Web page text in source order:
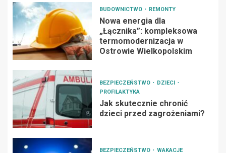
BUDOWNICTWO REMONTY
Nowa energia dla
„Łącznika”: kompleksowa
termomodernizacja w
Ostrowie Wielkopolskim
BEZPIECZEŃSTWO
DZIECI
PROFILAKTYKA
Jak skutecznie chronić
dzieci przed zagrożeniami?
BEZPIECZEŃSTWO WAKACJE